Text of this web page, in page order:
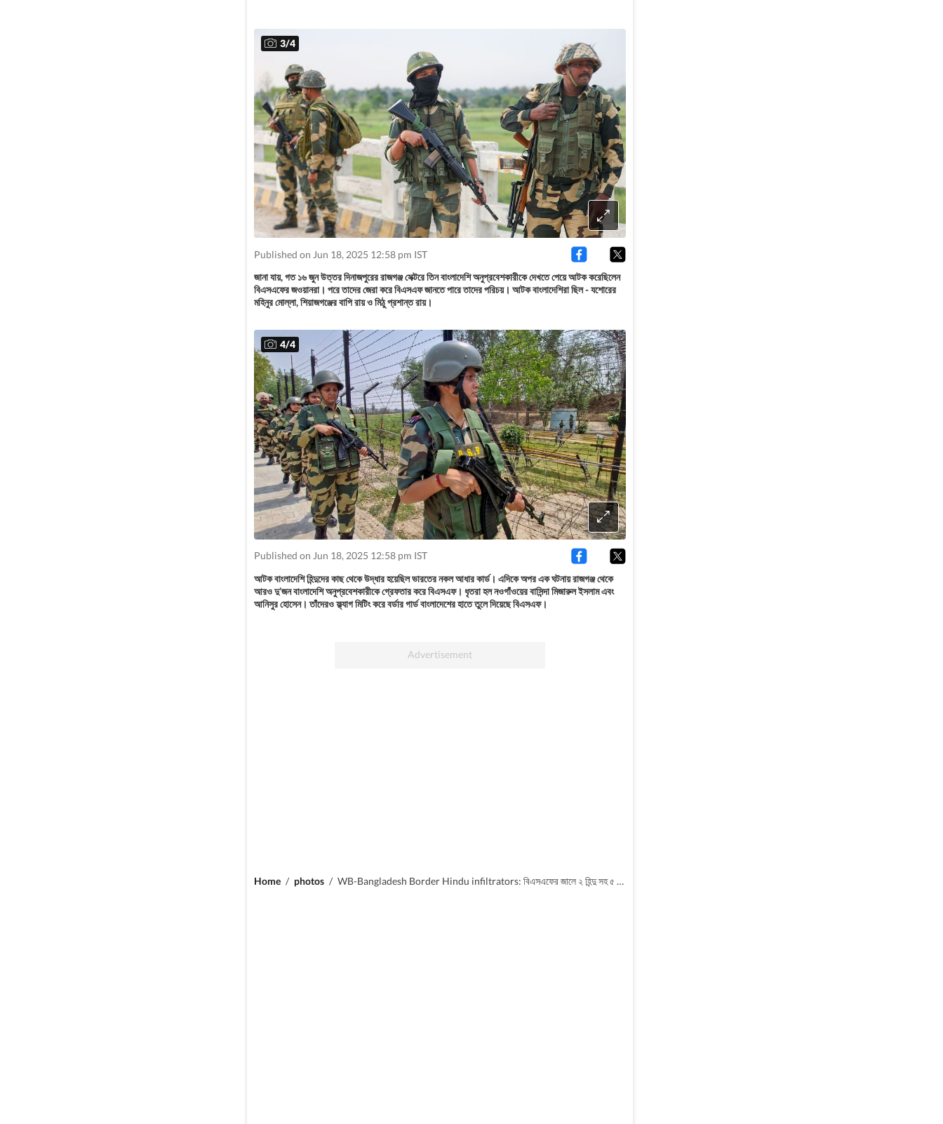
3/4
Published on Jun 18, 2025 12:58 pm IST
জানা যায়, গত ১৬ জুন উত্তর দিনাজপুরের রাজগঞ্জ সেক্টরে তিন বাংলাদেশি অনুপ্রবেশকারীকে দেখতে পেয়ে আটক করেছিলেন
বিএসএফের জওয়ানরা। পরে তাদের জেরা করে বিএসএফ জানতে পারে তাদের পরিচয়। আটক বাংলাদেশিরা ছিল - যশোরের
মহিনুর মোল্লা, শিয়াজগঞ্জের বাপি রায় ও মিঠু প্রশান্ত রায়।
4/4
Published on Jun 18, 2025 12:58 pm IST
আটক বাংলাদেশি হিন্দুদের কাছ থেকে উদ্ধার হয়েছিল ভারতের নকল আধার কার্ড। এদিকে অপর এক ঘটনায় রাজগঞ্জ থেকে
আরও দু’জন বাংলাদেশি অনুপ্রবেশকারীকে গ্রেফতার করে বিএসএফ। ধৃতরা হল নওগাঁওয়ের বাসিন্দা মিজারুল ইসলাম এবং
আনিসুর হোসেন। তাঁদেরও ফ্ল্যাগ মিটিং করে বর্ডার গার্ড বাংলাদেশের হাতে তুলে দিয়েছে বিএসএফ।
Home / photos / WB-Bangladesh Border Hindu infiltrators: বিএসএফের জালে ২ হিন্দু সহ ৫ বাংলাদেশি, অনুপ্রবেশকারীদের ফেরানো হল নিজেদের দেশে